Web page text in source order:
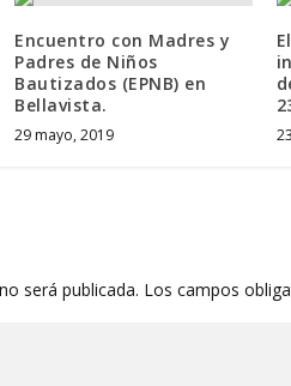
Encuentro con Madres y
Padres de Niños
Bautizados (EPNB) en
Bellavista.
29 mayo, 2019
será publicada. Los campos